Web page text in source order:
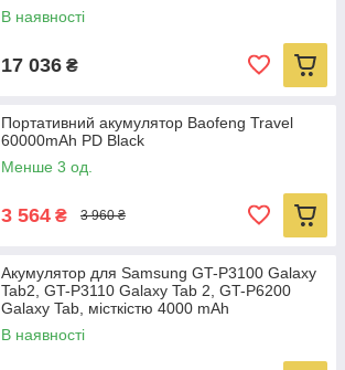
В наявності
17 036 ₴
Портативний акумулятор Baofeng Travel
60000mAh PD Black
Менше 3 од.
3 564 ₴ 3 960 ₴
Акумулятор для Samsung GT-P3100 Galaxy
Tab2, GT-P3110 Galaxy Tab 2, GT-P6200
Galaxy Tab, місткістю 4000 mAh
В наявності